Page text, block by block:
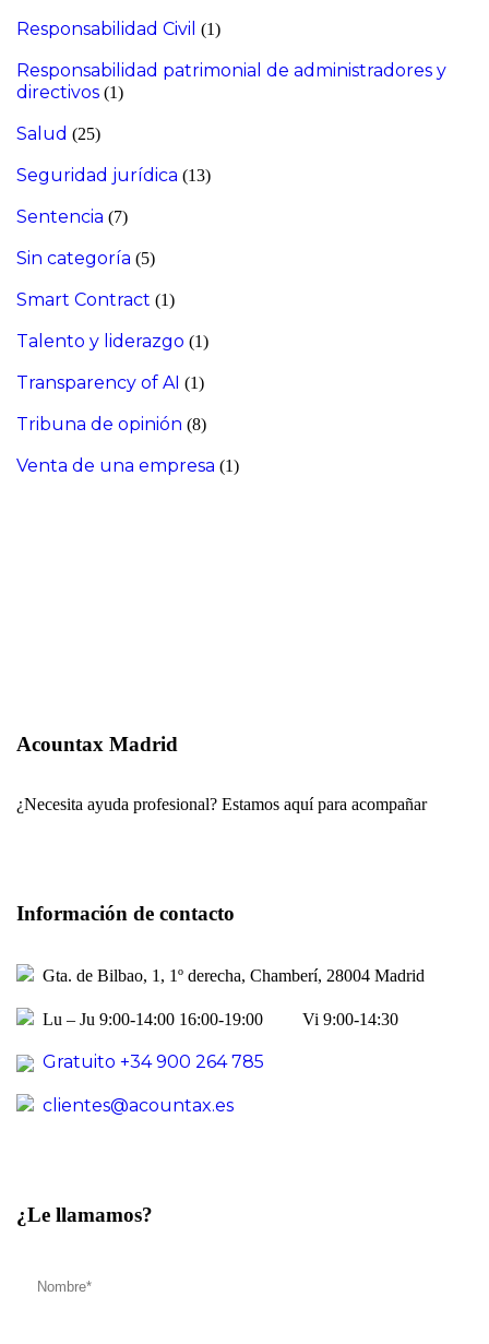
Responsabilidad Civil (1)
Responsabilidad patrimonial de administradores y
directivos (1)
Salud (25)
Seguridad jurídica (13)
Sentencia (7)
Sin categoría (5)
Smart Contract (1)
Talento y liderazgo (1)
Transparency of AI (1)
Tribuna de opinión (8)
Venta de una empresa (1)
Acountax Madrid
¿Necesita ayuda profesional? Estamos aquí para acompañar
Información de contacto
Gta. de Bilbao, 1, 1º derecha, Chamberí, 28004 Madrid
Lu – Ju 9:00-14:00 16:00-19:00 Vi 9:00-14:30
Gratuito +34 900 264 785
clientes@acountax.es
¿Le llamamos?